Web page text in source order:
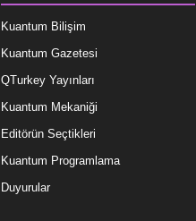
Kuantum Bilişim
Kuantum Gazetesi
QTurkey Yayınları
Kuantum Mekaniği
Editörün Seçtikleri
Kuantum Programlama
Duyurular